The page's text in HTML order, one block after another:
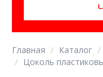
Главная Каталог
Цоколь